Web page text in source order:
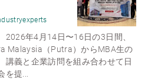
2026年4月14日〜16日の3日間、
Malaysia（Putra）からMBA生の
講義と企業訪問を組み合わせて日
提...